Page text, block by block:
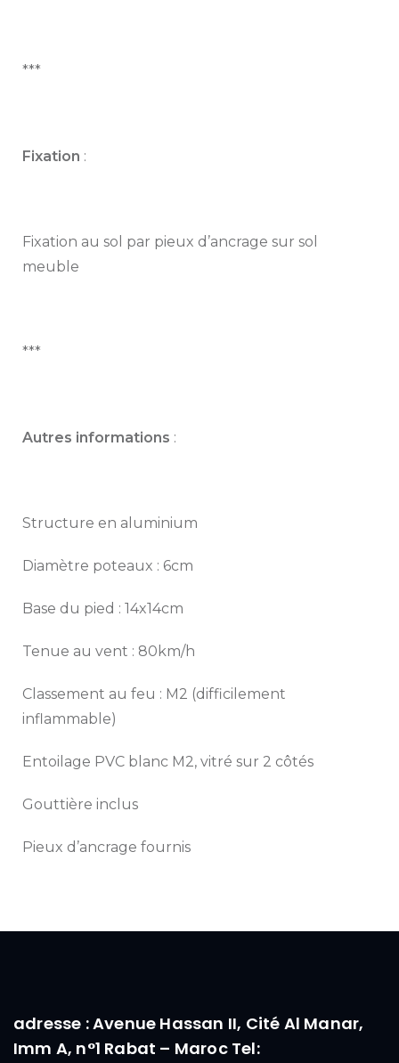
***
Fixation :
Fixation au sol par pieux d’ancrage sur sol
meuble
***
Autres informations :
Structure en aluminium
Diamètre poteaux : 6cm
Base du pied : 14x14cm
Tenue au vent : 80km/h
Classement au feu : M2 (difficilement
inflammable)
Entoilage PVC blanc M2, vitré sur 2 côtés
Gouttière inclus
Pieux d’ancrage fournis
adresse : Avenue Hassan II, Cité Al Manar,
Imm A, n°1 Rabat – Maroc Tel: